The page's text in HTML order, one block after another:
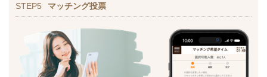
STEP5 マッチング投票